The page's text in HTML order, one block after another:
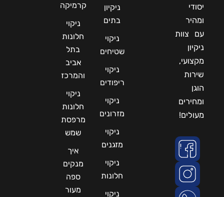
יסודי
ומהיר
עם צוות
ניקיון
מקצועי,
שירות
הוגן
ומחירים
מעולים!
ניקיון
בתים
ניקוי
שטיחים
ניקוי
ריפודים
ניקוי
מזרונים
ניקוי
מזגנים
ניקוי
חלונות
ניקוי
קרמיקה
ניקוי
חלונות
בתל
אביב
והמרכז
ניקוי
חלונות
מרפסת
שמש
איך
מנקים
ספה
מעור